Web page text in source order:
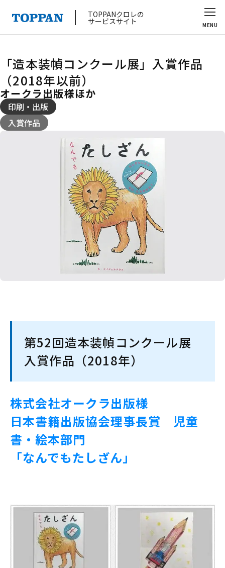
TOPPANクロレの
サービスサイト MENU
「造本装幀コンクール展」入賞作品
（2018年以前）
オークラ出版様ほか
印刷・出版
入賞作品
第52回造本装幀コンクール展
入賞作品（2018年）
株式会社オークラ出版様
日本書籍出版協会理事長賞 児童
書・絵本部門
「なんでもたしざん」